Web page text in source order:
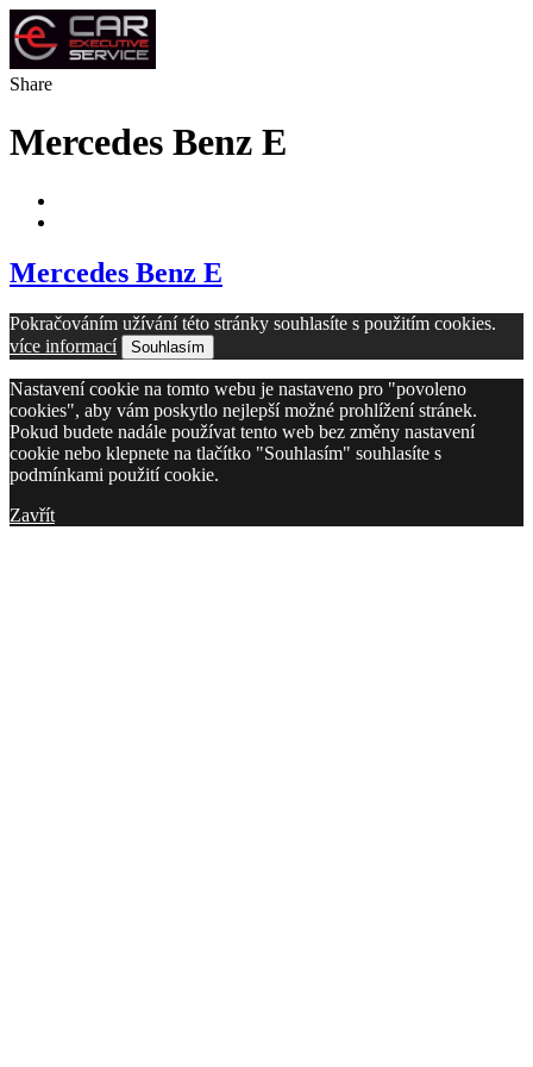
Share
Mercedes Benz E
Mercedes Benz E
Pokračováním užívání této stránky souhlasíte s použitím cookies.
více informací
Souhlasím
Nastavení cookie na tomto webu je nastaveno pro "povoleno
cookies", aby vám poskytlo nejlepší možné prohlížení stránek.
Pokud budete nadále používat tento web bez změny nastavení
cookie nebo klepnete na tlačítko "Souhlasím" souhlasíte s
podmínkami použití cookie.
Zavřít